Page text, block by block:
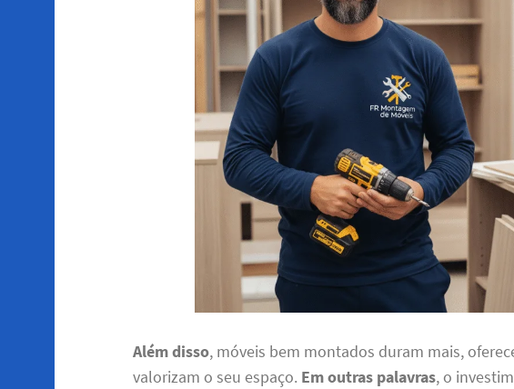
Além disso, móveis bem montados duram mais,
valorizam o seu espaço. Em outras palavras, o